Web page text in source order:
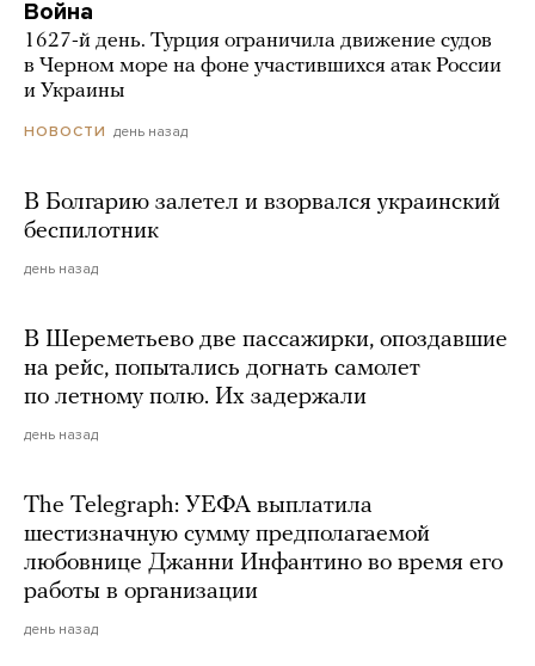
Война
1627-й день. Турция ограничила движение судов
в Черном море на фоне участившихся атак России
и Украины
НОВОСТИ день назад
В Болгарию залетел и взорвался украинский
беспилотник
день назад
В Шереметьево две пассажирки, опоздавшие
на рейс, попытались догнать самолет
по летному полю. Их задержали
день назад
The Telegraph: УЕФА выплатила
шестизначную сумму предполагаемой
любовнице Джанни Инфантино во время его
работы в организации
день назад